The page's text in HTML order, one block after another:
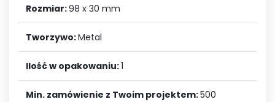
Rozmiar:98 x 30 mm
Tworzywo:Metal
Ilość w opakowaniu:1
Min. zamówienie z Twoim projektem:500